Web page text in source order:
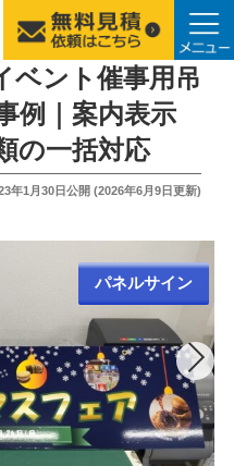
ベント催事用吊
例｜案内表示
の一括対応
年1月30日公開 (2026年6月9日更新)
パネルサイン